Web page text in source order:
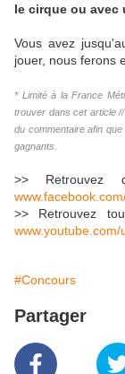
le cirque ou avec
Vous avez
jouer, nous ferons
* Limité à la France
trouver dans cet article
du commentaire afin
gagnants.
>> Retrouvez
>> Retrouvez
#Concours
Partager